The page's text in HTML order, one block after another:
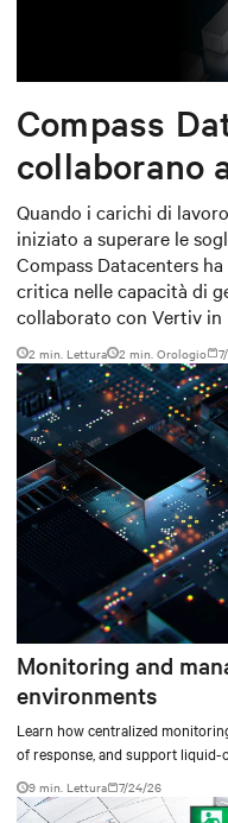
Compass
collaborano
Quando i carichi di
iniziato a superare le
Compass Datacenters
critica nelle capacità di
collaborato con Vertiv in
intensiva durata 11 mesi
raffreddamento
di elaborazione ad alta
2 min. Lettura 2 min. Orologio
Monitoring and
environments
Learn how centralized
of response, and support liquid-
9 min. Lettura 7/24/26